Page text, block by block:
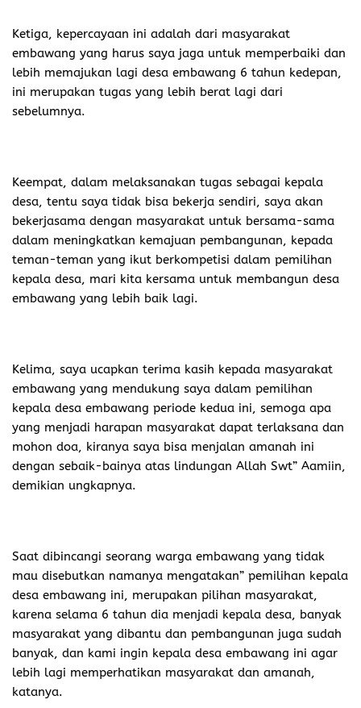
Ketiga, kepercayaan ini adalah dari masyarakat
embawang yang harus saya jaga untuk memperbaiki dan
lebih memajukan lagi desa embawang 6 tahun kedepan,
ini merupakan tugas yang lebih berat lagi dari
sebelumnya.
Keempat, dalam melaksanakan tugas sebagai kepala
desa, tentu saya tidak bisa bekerja sendiri, saya akan
bekerjasama dengan masyarakat untuk bersama-sama
dalam meningkatkan kemajuan pembangunan, kepada
teman-teman yang ikut berkompetisi dalam pemilihan
kepala desa, mari kita kersama untuk membangun desa
embawang yang lebih baik lagi.
Kelima, saya ucapkan terima kasih kepada masyarakat
embawang yang mendukung saya dalam pemilihan
kepala desa embawang periode kedua ini, semoga apa
yang menjadi harapan masyarakat dapat terlaksana dan
mohon doa, kiranya saya bisa menjalan amanah ini
dengan sebaik-bainya atas lindungan Allah Swt” Aamiin,
demikian ungkapnya.
Saat dibincangi seorang warga embawang yang tidak
mau disebutkan namanya mengatakan” pemilihan kepala
desa embawang ini, merupakan pilihan masyarakat,
karena selama 6 tahun dia menjadi kepala desa, banyak
masyarakat yang dibantu dan pembangunan juga sudah
banyak, dan kami ingin kepala desa embawang ini agar
lebih lagi memperhatikan masyarakat dan amanah,
katanya.